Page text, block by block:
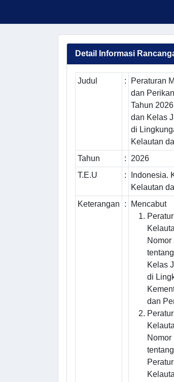
Detail Informasi
Judul :
Peraturan
dan
Tahun
dan Kelas
di
Kelautan
Tahun
:
2026
T.E.U
:
Indonesia.
Kelautan
Keterangan
:
Mencabut
Nomor
Kelas
di
dan
Nomor